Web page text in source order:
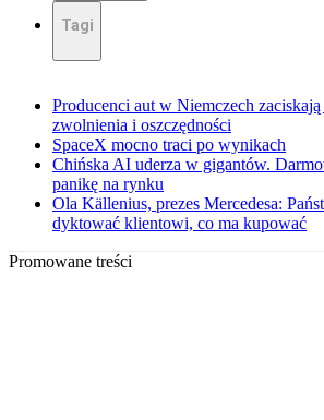
Tagi
Producenci aut w Niemczech zaciskają
zwolnienia i oszczędności
SpaceX mocno traci po wynikach
Chińska AI uderza w gigantów.
panikę na rynku
Ola Källenius, prezes Mercedesa:
dyktować klientowi, co ma kupować
Promowane treści